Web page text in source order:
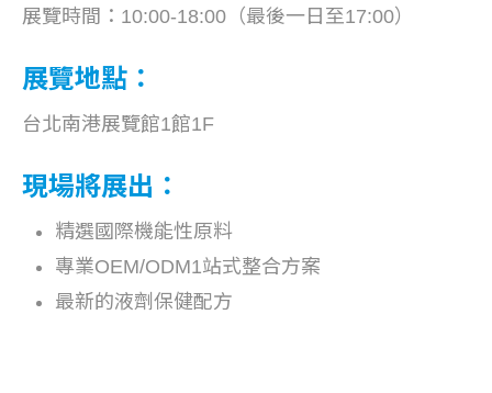
展覽時間：10:00-18:00（最後一日至17:00）
展覽地點：
台北南港展覽館1館1F
現場將展出：
精選國際機能性原料
專業OEM/ODM1站式整合方案
最新的液劑保健配方